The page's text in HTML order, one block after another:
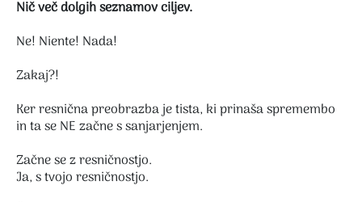
Nič več dolgih seznamov ciljev.
Ne! Niente! Nada!
Zakaj?!
Ker resnična preobrazba je tista, ki prinaša spremembo
in ta se NE začne s sanjarjenjem.
Začne se z resničnostjo.
Ja, s tvojo resničnostjo.